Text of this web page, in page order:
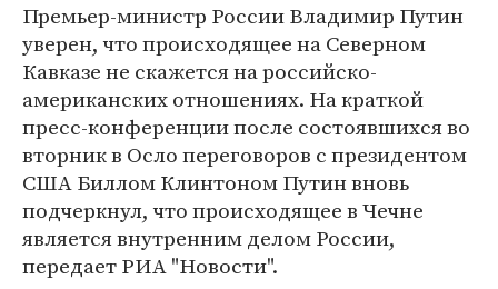
Премьер-министр России Владимир Путин
уверен, что происходящее на Северном
Кавказе не скажется на российско-
американских отношениях. На краткой
пресс-конференции после состоявшихся во
вторник в Осло переговоров с президентом
США Биллом Клинтоном Путин вновь
подчеркнул, что происходящее в Чечне
является внутренним делом России,
передает РИА "Новости".